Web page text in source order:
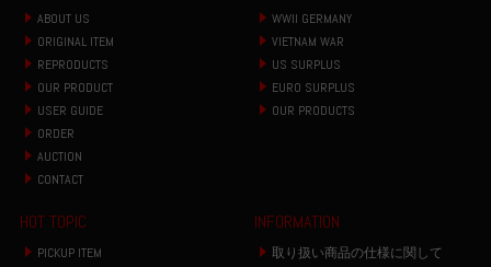
ABOUT US
ORIGINAL ITEM
REPRODUCTS
OUR PRODUCT
USER GUIDE
ORDER
AUCTION
CONTACT
WWII GERMANY
VIETNAM WAR
US SURPLUS
EURO SURPLUS
OUR PRODUCTS
HOT TOPIC
PICKUP ITEM
INFORMATION
取り扱い商品の仕様に関して